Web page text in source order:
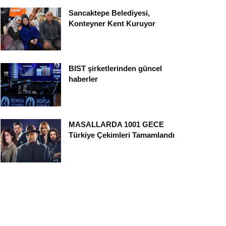
Sancaktepe Belediyesi,
Konteyner Kent Kuruyor
BIST şirketlerinden güncel
haberler
MASALLARDA 1001 GECE
Türkiye Çekimleri Tamamlandı